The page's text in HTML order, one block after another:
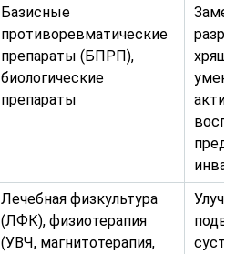
Базисные
противоревматические
препараты (БПРП),
биологические
препараты
Лечебная физкультура
(ЛФК), физиотерапия
(УВЧ, магнитотерапия,